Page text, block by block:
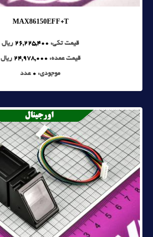
MAX86150EFF+T
قیمت تکی: 26,225,400 ریال
قیمت عمده: 24,978,000 ریال
موجودی: 0 عدد